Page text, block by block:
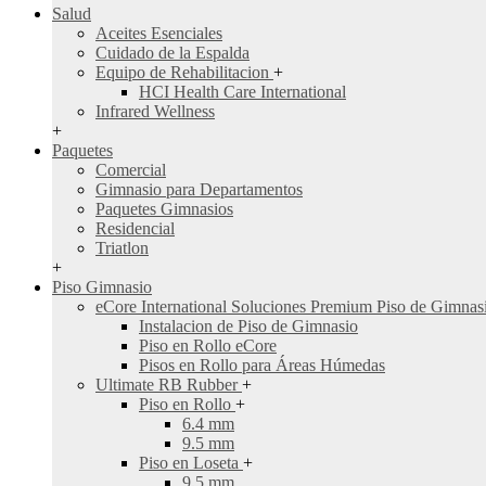
Salud
Aceites Esenciales
Cuidado de la Espalda
Equipo de Rehabilitacion +
HCI Health Care International
Infrared Wellness
+
Paquetes
Comercial
Gimnasio para Departamentos
Paquetes Gimnasios
Residencial
Triatlon
+
Piso Gimnasio
eCore International Soluciones Premium Piso de
Instalacion de Piso de Gimnasio
Piso en Rollo eCore
Pisos en Rollo para Áreas Húmedas
Ultimate RB Rubber+
Piso en Rollo +
6.4 mm
9.5 mm
Piso en Loseta +
9.5 mm